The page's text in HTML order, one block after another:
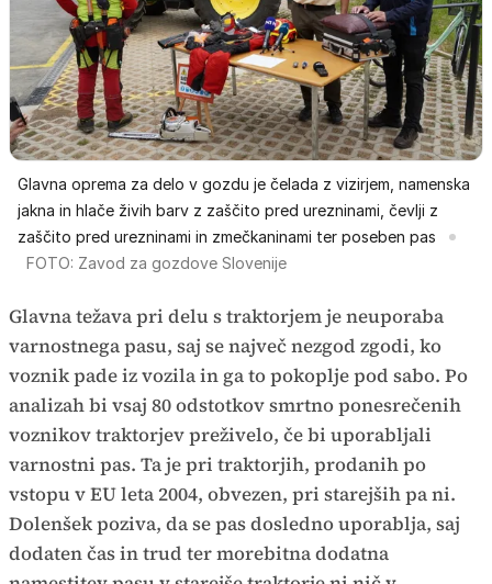
Glavna oprema za delo v gozdu je čelada z vizirjem, namenska
jakna in hlače živih barv z zaščito pred urezninami, čevlji z
zaščito pred urezninami in zmečkaninami ter poseben pas
FOTO: Zavod za gozdove Slovenije
Glavna težava pri delu s traktorjem je neuporaba
varnostnega pasu, saj se največ nezgod zgodi, ko
voznik pade iz vozila in ga to pokoplje pod sabo. Po
analizah bi vsaj 80 odstotkov smrtno ponesrečenih
voznikov traktorjev preživelo, če bi uporabljali
varnostni pas. Ta je pri traktorjih, prodanih po
vstopu v EU leta 2004, obvezen, pri starejših pa ni.
Dolenšek poziva, da se pas dosledno uporablja, saj
dodaten čas in trud ter morebitna dodatna